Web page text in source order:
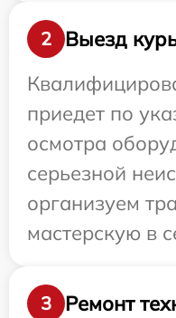
2
Выезд
приедет по
осмотра
серьезной
организуем
мастерскую в
3
Ремонт